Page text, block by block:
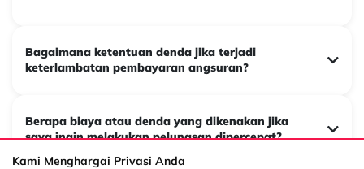
Bagaimana ketentuan denda jika terjadi
keterlambatan pembayaran angsuran?
Berapa biaya atau denda yang dikenakan jika
saya ingin melakukan pelunasan dipercepat?
Kami Menghargai Privasi Anda